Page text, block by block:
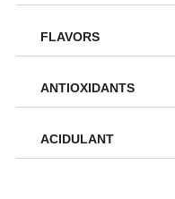
FLAVORS
ANTIOXIDANTS
ACIDULANT